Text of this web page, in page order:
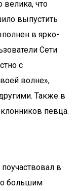
велика, что
выпустить
в ярко-
Сети
с
волне»,
Также в
певца.
в
большим